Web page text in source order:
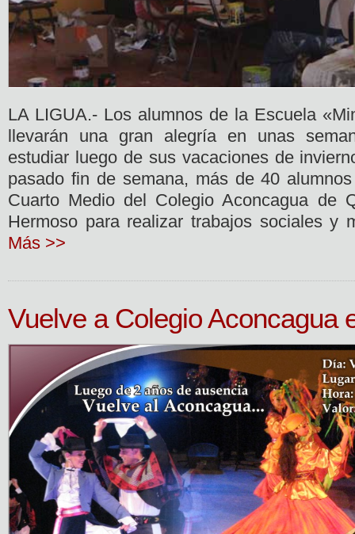
LA LIGUA.- Los alumnos de la Escuela
llevarán una gran alegría en unas
estudiar luego de sus vacaciones de
pasado fin de semana, más de 40
Cuarto Medio del Colegio Aconcagua de
Hermoso para realizar trabajos sociales y
Más >>
Vuelve a Colegio Aconcagua